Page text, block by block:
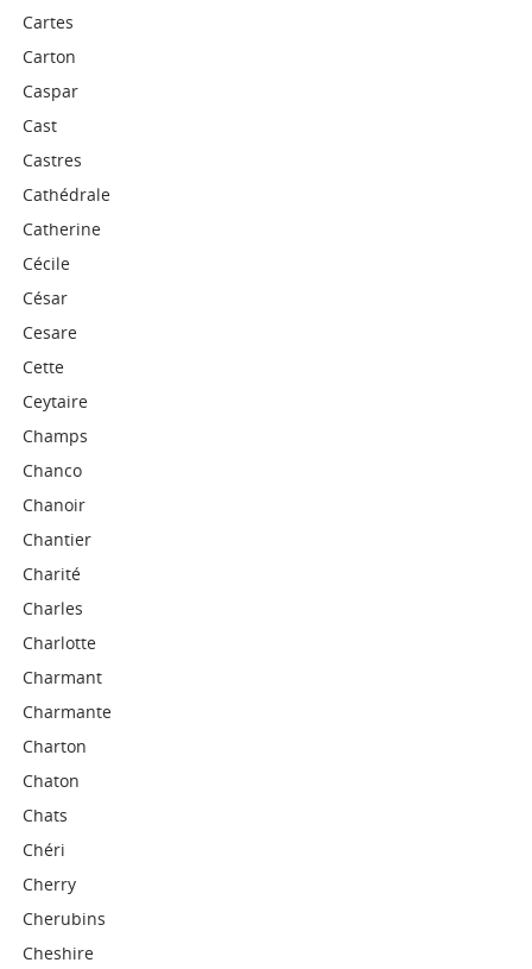
Cartes
Carton
Caspar
Cast
Castres
Cathédrale
Catherine
Cécile
César
Cesare
Cette
Ceytaire
Champs
Chanco
Chanoir
Chantier
Charité
Charles
Charlotte
Charmant
Charmante
Charton
Chaton
Chats
Chéri
Cherry
Cherubins
Cheshire